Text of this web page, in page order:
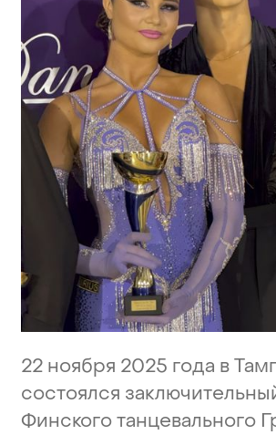
22 ноября 2025 года в
состоялся
Финскоготанцевального